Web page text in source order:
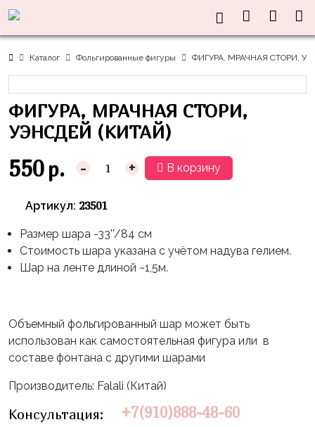
Каталог Фольгированные фигуры ФИГУРА, МРАЧНАЯ СТОРИ,
ФИГУРА, МРАЧНАЯ СТОРИ,
УЭНСДЕЙ (КИТАЙ)
550 р. - + В корзину
Артикул: 23501
Размер шара -33''/84 см
Стоимость шара указана с учётом надува гелием.
Шар на ленте длиной ~1,5м.
Объемный фольгированный шар может быть
использован как самостоятельная фигура или в
составе фонтана с другими шарами
Производитель: Falali (Китай)
Консультация: +7(910)888-48-60
консультация?
Акции
Каталог
Латексные
шары
без
Латексные
шары
рисунком
Фольгированные
сердца/
45
см
81
Праздники
8
марта
23
Дембель
Родился
День
Рождения
Влюблённых
Выпускной
Сентября
Хэллоуин
Тематики
Оранжевая
Корова
Маша
Медведь
Трактор
Миньоны
Пикачу
ми-
мишки
Информация
О нас
Доставка
и оплата
Контакты
+7(910)888-
48-
60
zakazsharoff@yandex.ru
г.
Бор,
М.Горького,